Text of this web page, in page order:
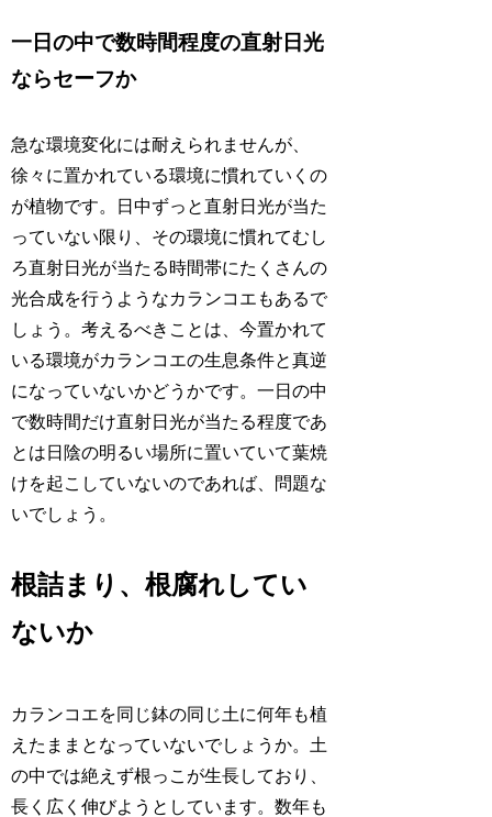
一日の中で数時間程度の直射日光
ならセーフか
急な環境変化には耐えられませんが、
徐々に置かれている環境に慣れていくの
が植物です。日中ずっと直射日光が当た
っていない限り、その環境に慣れてむし
ろ直射日光が当たる時間帯にたくさんの
光合成を行うようなカランコエもあるで
しょう。考えるべきことは、今置かれて
いる環境がカランコエの生息条件と真逆
になっていないかどうかです。一日の中
で数時間だけ直射日光が当たる程度であ
とは日陰の明るい場所に置いていて葉焼
けを起こしていないのであれば、問題な
いでしょう。
根詰まり、根腐れしてい
ないか
カランコエを同じ鉢の同じ土に何年も植
えたままとなっていないでしょうか。土
の中では絶えず根っこが生長しており、
長く広く伸びようとしています。数年も